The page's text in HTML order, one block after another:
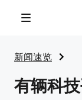
菜单
新闻速览
有辆科